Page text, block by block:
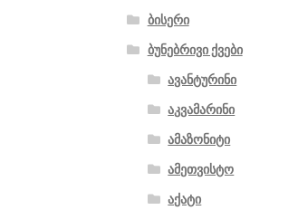
ბისერი
ბუნებრივი ქვები
ავანტურინი
აკვამარინი
ამაზონიტი
ამეთვისტო
აქატი